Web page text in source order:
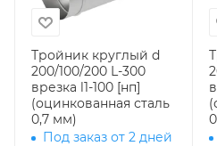
Тройник круглый d
200/100/200 L-300
врезка l1-100 [нп]
(оцинкованная сталь
0,7 мм)
Под заказ от 2 дней